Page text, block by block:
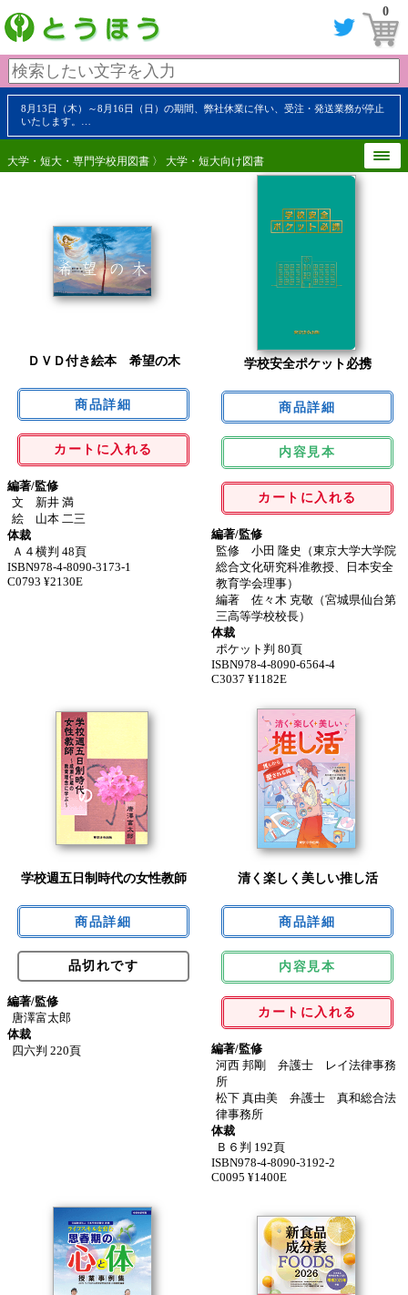
0
8月13日（木）～8月16日（日）の期間、弊社休業に伴い、受注・発送業務が停止
いたします。…
大学・短大・専門学校用図書 〉 大学・短大向け図書
ＤＶＤ付き絵本 希望の木
カートに入れる
編著/監修
文 新井 満
絵 山本 二三
体裁
Ａ４横判 48頁
ISBN978-4-8090-3173-1
C0793 ¥2130E
学校安全ポケット必携
内容見本
カートに入れる
編著/監修
監修 小田 隆史（東京大学大学院
総合文化研究科准教授、日本安全
教育学会理事）
編著 佐々木 克敬（宮城県仙台第
三高等学校校長）
体裁
ポケット判 80頁
ISBN978-4-8090-6564-4
C3037 ¥1182E
学校週五日制時代の女性教師
品切れです
編著/監修
唐澤富太郎
体裁
四六判 220頁
清く楽しく美しい推し活
内容見本
カートに入れる
編著/監修
河西 邦剛 弁護士 レイ法律事務
所
松下 真由美 弁護士 真和総合法
律事務所
体裁
Ｂ６判 192頁
ISBN978-4-8090-3192-2
C0095 ¥1400E